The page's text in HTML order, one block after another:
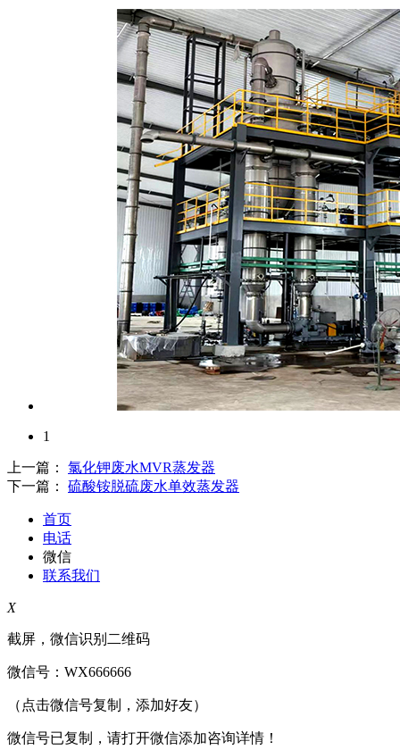
1
上一篇： 氯化钾废水MVR蒸发器
下一篇： 硫酸铵脱硫废水单效蒸发器
首页
电话
微信
联系我们
X
截屏，微信识别二维码
微信号： WX666666
（点击微信号复制，添加好友）
微信号已复制，请打开微信添加咨询详情！